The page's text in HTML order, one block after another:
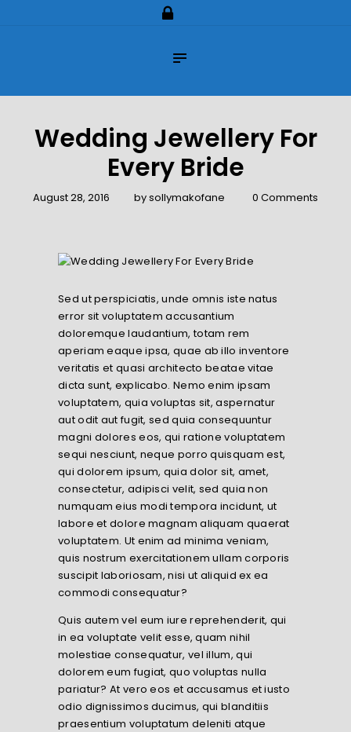
Group Scheme
(underwriting)
Claims
Contact Us
Wedding Jewellery For
Every Bride
August 28, 2016 bysollymakofane 0 Comments
Sed ut perspiciatis, unde omnis iste natus
error sit voluptatem accusantium
doloremque laudantium, totam rem
aperiam eaque ipsa, quae ab illo inventore
veritatis et quasi architecto beatae vitae
dicta sunt, explicabo. Nemo enim ipsam
voluptatem, quia voluptas sit, aspernatur
aut odit aut fugit, sed quia consequuntur
magni dolores eos, qui ratione voluptatem
sequi nesciunt, neque porro quisquam est,
qui dolorem ipsum, quia dolor sit, amet,
consectetur, adipisci velit, sed quia non
numquam eius modi tempora incidunt, ut
labore et dolore magnam aliquam quaerat
voluptatem. Ut enim ad minima veniam,
quis nostrum exercitationem ullam corporis
suscipit laboriosam, nisi ut aliquid ex ea
commodi consequatur?
Quis autem vel eum iure reprehenderit, qui
in ea voluptate velit esse, quam nihil
molestiae consequatur, vel illum, qui
dolorem eum fugiat, quo voluptas nulla
pariatur? At vero eos et accusamus et iusto
odio dignissimos ducimus, qui blanditiis
praesentium voluptatum deleniti atque